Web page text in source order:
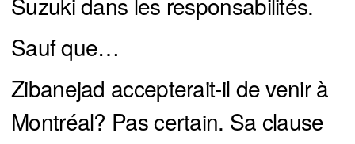
Sauf que…
Zibanejad accepterait-il de venir à
Montréal? Pas certain. Sa clause